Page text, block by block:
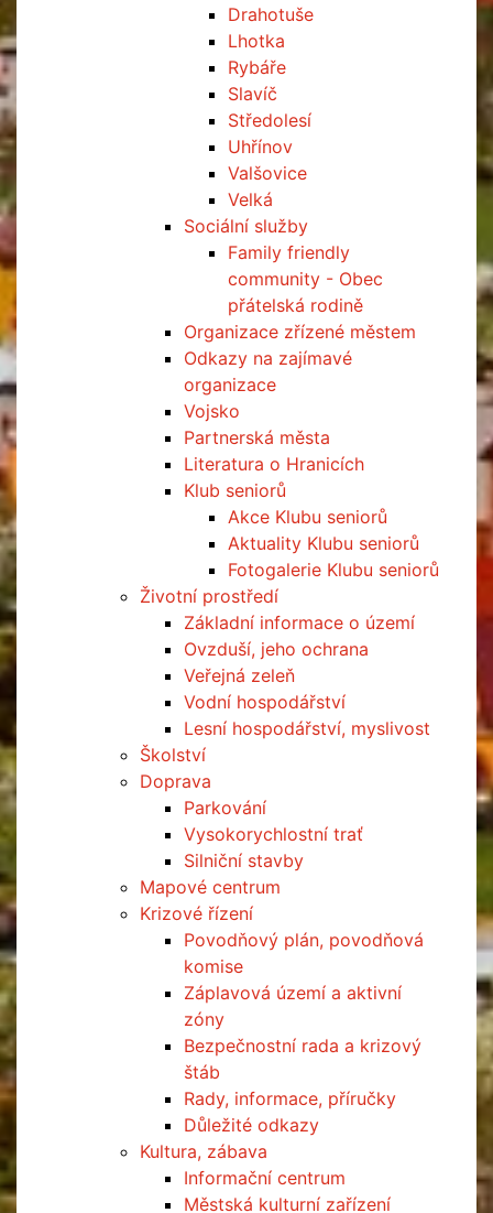
Drahotuše
Lhotka
Rybáře
Slavíč
Středolesí
Uhřínov
Valšovice
Velká
Sociální služby
Family friendly
community - Obec
přátelská rodině
Organizace zřízené městem
Odkazy na zajímavé
organizace
Vojsko
Partnerská města
Literatura o Hranicích
Klub seniorů
Akce Klubu seniorů
Aktuality Klubu seniorů
Fotogalerie Klubu seniorů
Životní prostředí
Základní informace o území
Ovzduší, jeho ochrana
Veřejná zeleň
Vodní hospodářství
Lesní hospodářství, myslivost
Školství
Doprava
Parkování
Vysokorychlostní trať
Silniční stavby
Mapové centrum
Krizové řízení
Povodňový plán, povodňová
komise
Záplavová území a aktivní
zóny
Bezpečnostní rada a krizový
štáb
Rady, informace, příručky
Důležité odkazy
Kultura, zábava
Informační centrum
Městská kulturní zařízení